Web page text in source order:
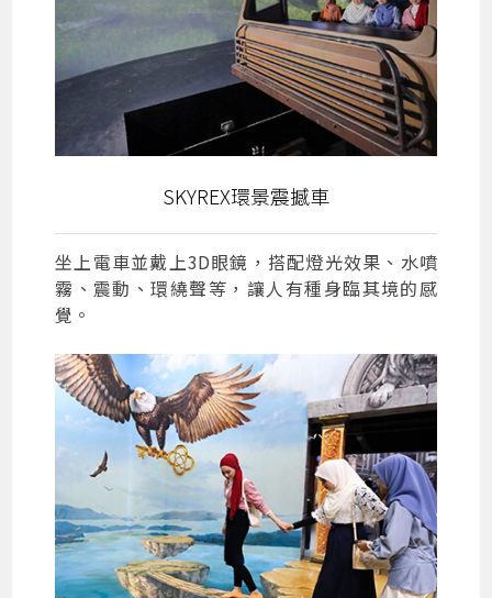
SKYREX環景震撼車
坐上電車並戴上3D眼鏡，搭配燈光效果、水噴
霧、震動、環繞聲等，讓人有種身臨其境的感
覺。